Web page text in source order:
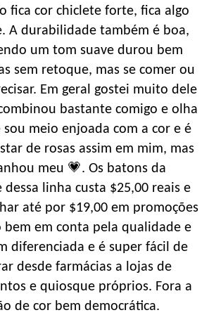
fica cor chiclete forte, fica algo
A durabilidade também é boa,
um tom suave durou bem
sem retoque, mas se comer ou
Em geral gostei muito dele
bastante comigo e olha
sou meio enjoada com a cor e é
de rosas assim em mim, mas
meu 💗. Os batons da
linha custa $25,00 reais e
até por $19,00 em promoções
bem em conta pela qualidade e
diferenciada e é super fácil de
desde farmácias a lojas de
e quiosque próprios. Fora a
de cor bem democrática.